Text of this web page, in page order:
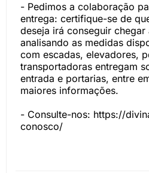
- Pedimos a colaboração
entrega: certifique-se de
deseja irá conseguir
analisando as medidas
com escadas, elevadores,
transportadoras entregam
entrada e portarias, entre
maiores informações.
- Consulte-nos: https://
conosco/